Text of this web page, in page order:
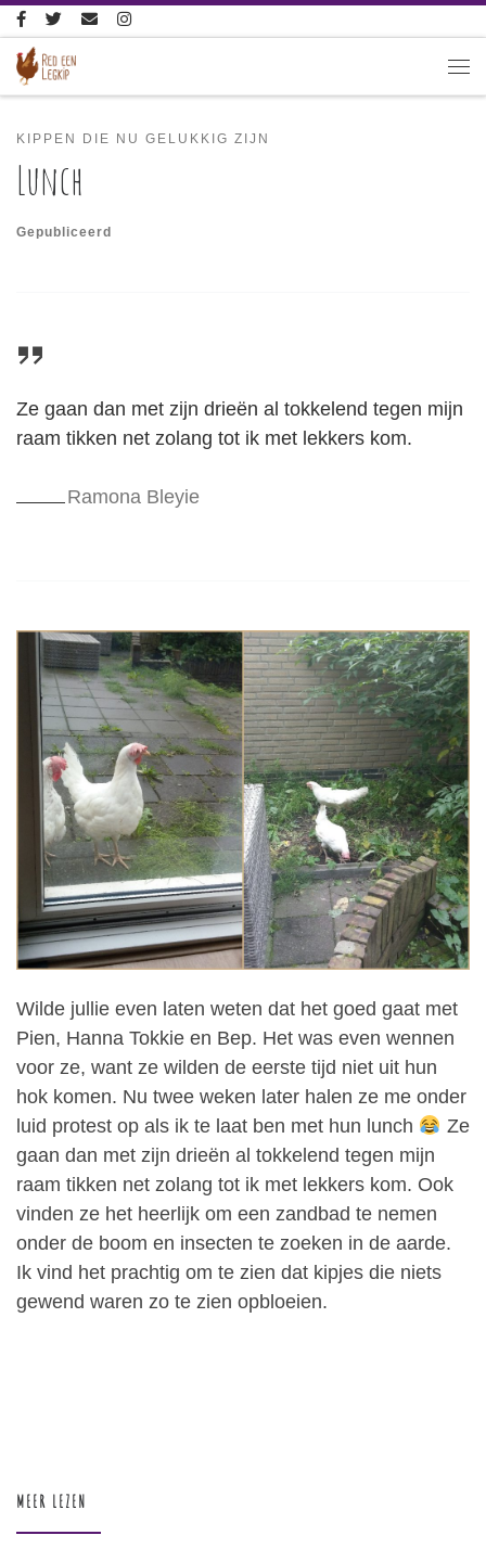
Ga naar inhoud
KIPPEN DIE NU GELUKKIG ZIJN
Lunch
Gepubliceerd
Ze gaan dan met zijn drieën al tokkelend tegen mijn
raam tikken net zolang tot ik met lekkers kom.
Ramona Bleyie
Wilde jullie even laten weten dat het goed gaat met
Pien, Hanna Tokkie en Bep. Het was even wennen
voor ze, want ze wilden de eerste tijd niet uit hun
hok komen. Nu twee weken later halen ze me onder
luid protest op als ik te laat ben met hun lunch
Ze
gaan dan met zijn drieën al tokkelend tegen mijn
raam tikken net zolang tot ik met lekkers kom. Ook
vinden ze het heerlijk om een zandbad te nemen
onder de boom en insecten te zoeken in de aarde.
Ik vind het prachtig om te zien dat kipjes die niets
gewend waren zo te zien opbloeien.
MEER LEZEN